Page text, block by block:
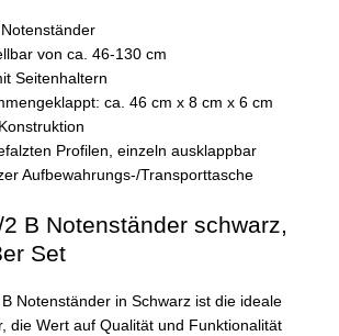
von ca. 46-130 cm
Seitenhaltern
ca. 46 cm x 8 cm x 6 cm
Profilen, einzeln ausklappbar
Aufbewahrungs-/Transporttasche
B Notenständer schwarz,
Set
Notenständer in Schwarz ist die ideale
die Wert auf Qualität und Funktionalität